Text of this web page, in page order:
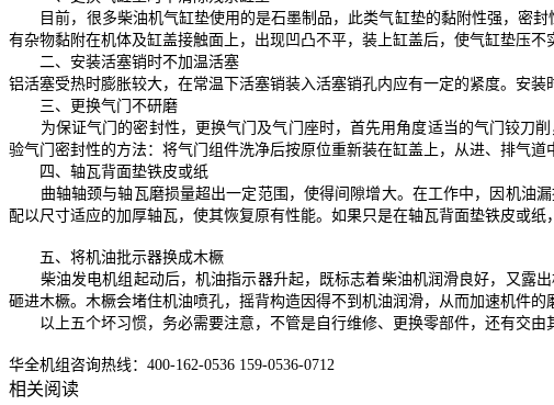
目前，很多柴油机气缸垫使用的是石墨制品，此类气缸垫的黏附性强，密封
有杂物黏附在机体及缸盖接触面上，出现凹凸不平，装上缸盖后，使气缸垫压
二、安装活塞销时不加温活塞
铝活塞受热时膨胀较大，在常温下活塞销装入活塞销孔内应有一定的紧度。安
三、更换气门不研磨
为保证气门的密封性，更换气门及气门座时，首先用角度适当的气门铰刀削
验气门密封性的方法：将气门组件洗净后按原位重新装在缸盖上，从进、排气
四、轴瓦背面垫铁皮或纸
曲轴轴颈与轴瓦磨损量超出一定范围，使得间隙增大。在工作中，因机油漏
配以尺寸适应的加厚轴瓦，使其恢复原有性能。如果只是在轴瓦背面垫铁皮或
五、将机油批示器换成木橛
柴油发电机组起动后，机油指示器升起，既标志着柴油机润滑良好，又露出
砸进木橛。木橛会堵住机油喷孔，摇背构造因得不到机油润滑，从而加速机件的
以上五个坏习惯，务必需要注意，不管是自行维修、更换零部件，还有交由
华全机组咨询热线：400-162-0536 159-0536-0712
相关阅读